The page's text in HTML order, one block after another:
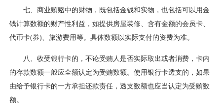
七、商业贿赂中的财物，既包括金钱和实物，也包括可以用金
钱计算数额的财产性利益，如提供房屋装修、含有金额的会员卡、
代币卡(券)、旅游费用等。具体数额以实际支付的资费为准。
八、收受银行卡的，不论受贿人是否实际取出或者消费，卡内
的存款数额一般应全额认定为受贿数额。使用银行卡透支的，如果
由给予银行卡的一方承担还款责任，透支数额也应当认定为受贿数
额。